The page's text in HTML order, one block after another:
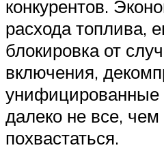
конкурентов.
расхода топлива,
блокировка от
включения,
унифицированные
далеко не все,
похвастаться.